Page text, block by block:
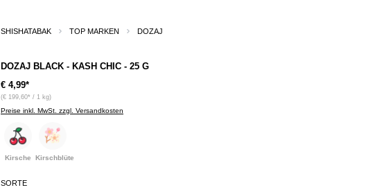
SHISHATABAK TOP MARKEN DOZAJ
DOZAJ BLACK - KASH CHIC - 25 G
€ 4,99*
(€ 199,60* / 1 kg)
Preise inkl. MwSt. zzgl. Versandkosten
Kirsche Kirschblüte
SORTE